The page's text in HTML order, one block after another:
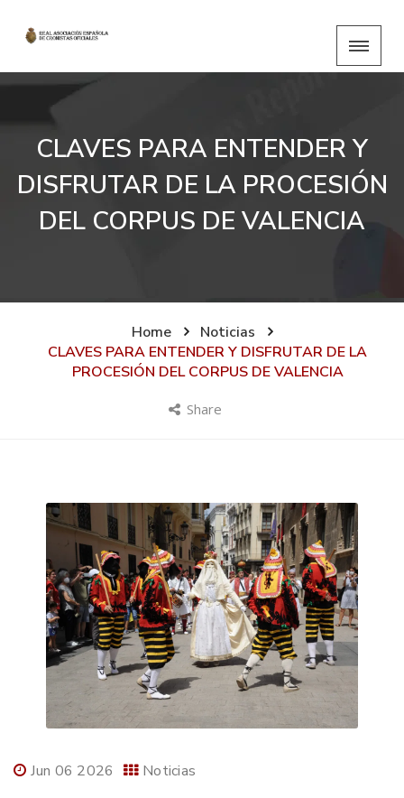
CLAVES PARA ENTENDER Y
DISFRUTAR DE LA PROCESIÓN
DEL CORPUS DE VALENCIA
Home
Noticias
CLAVES PARA ENTENDER Y DISFRUTAR DE LA
PROCESIÓN DEL CORPUS DE VALENCIA
Share
Jun 06 2026 Noticias